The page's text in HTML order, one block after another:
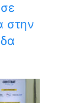
στην